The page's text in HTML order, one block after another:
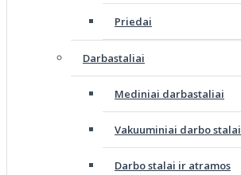
Priedai
Darbastaliai
Mediniai darbastaliai
Vakuuminiai darbo stalai
Darbo stalai ir atramos